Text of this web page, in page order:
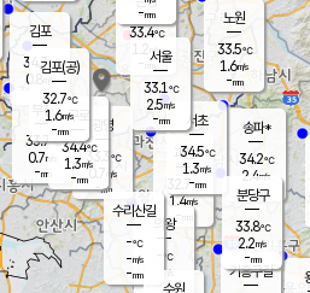
과천
32.7℃
1.4m/s
- mm
의왕
- ℃
m/s
mm
김포
34.3℃
0.8 m/s
mm
광명
33.3 ℃
0.7 m/s
-mm
부천
33.7℃
0.7m/s
-mm
구로
34.4℃
1.3m/s
-mm
33.4℃
1.2 m/s
- mm
노원
33.5℃
1.6m/s
-mm
송파*
34.2℃
2.4m/s
-mm
서초
34.5℃
1.3m/s
-mm
기흥구갈
수리산길
-℃
-m/s
-mm
분당구
33.8℃
2.2m/s
-mm
-mm
김포(공)
32.7℃
1.6m/s
-mm
수원
서울
33.1℃
2.5m/s
-mm